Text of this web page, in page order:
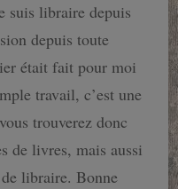
libraire depuis
depuis toute
était fait pour moi
travail, c’est une
trouverez donc
de livres, mais aussi
libraire. Bonne